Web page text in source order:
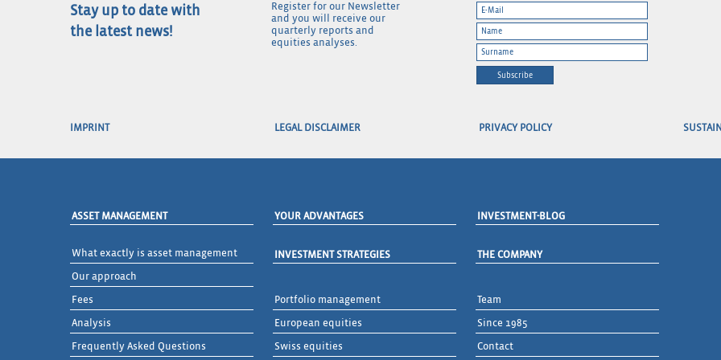
Stay up to date with
the latest news!
Register for our Newsletter
and you will receive our
quarterly reports and
equities analyses.
Subscribe
IMPRINT LEGAL DISCLAIMER PRIVACY POLICY
ASSET MANAGEMENT
What exactly is asset management
Our approach
Fees
Analysis
Frequently Asked Questions
YOUR ADVANTAGES
INVESTMENT STRATEGIES
Portfolio management
European equities
Swiss equities
INVESTMENT-BLOG
THE COMPANY
Team
Since 1985
Contact